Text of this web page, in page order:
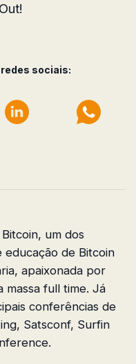
sociais:
um dos
educação de Bitcoin
apaixonada por
massa full time. Já
conferências de
Satsconf, Surfin